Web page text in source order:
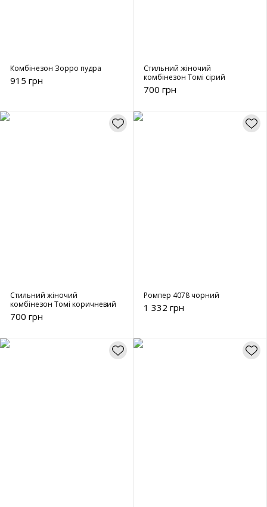
Комбінезон Зорро пудра
915 грн
Стильний жіночий
комбінезон Томі сірий
700 грн
Стильний жіночий
комбінезон Томі коричневий
700 грн
Ромпер 4078 чорний
1 332 грн